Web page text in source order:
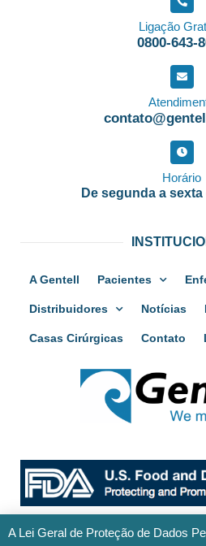
Ligação
0800-643-
Horário
De segunda a
A Gentell Pacientes
Distribuidores Notícias
Casas Cirúrgicas Contato
A Lei Geral de Proteção de Dados